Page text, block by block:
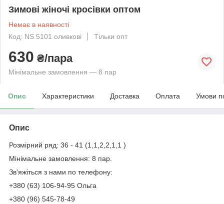
Зимові жіночі кросівки оптом
Немає в наявності
Код: NS 5101 оливкові
Тільки опт
630 ₴/пара
Мінімальне замовлення — 8 пар
Опис Характеристики Доставка Оплата Умови
Опис
Розмірний ряд: 36 - 41 (1,1,2,2,1,1 )
Мінімальне замовлення: 8 пар.
Зв'яжіться з нами по телефону:
+380 (63) 106-94-95 Ольга
+380 (96) 545-78-49